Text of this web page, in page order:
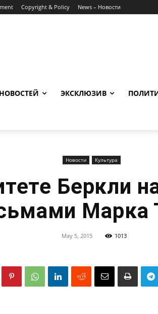
Copyright & Policy News – Новости
ЭКСКЛЮЗИВ
Новости Культура
Беркли
Марка
May 5, 2015 1013